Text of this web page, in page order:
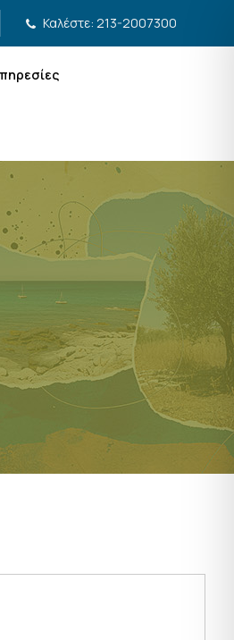
Καλέστε: 213-2007300